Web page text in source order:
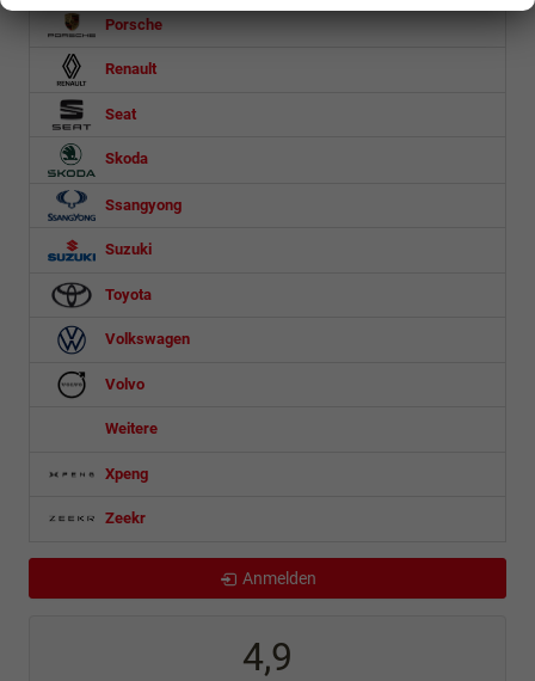
Porsche
Renault
Seat
Skoda
Ssangyong
Suzuki
Toyota
Volkswagen
Volvo
Weitere
Xpeng
Zeekr
Anmelden
4,9